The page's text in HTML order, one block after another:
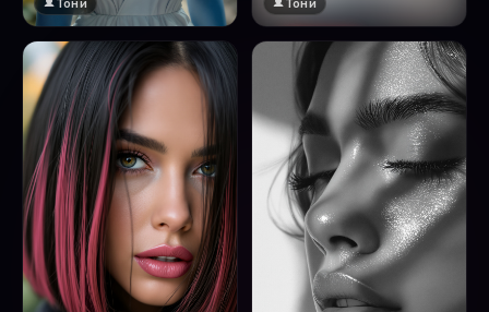
Тони
🔞 18+
Натисни за преглед
Тони